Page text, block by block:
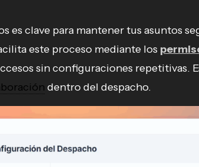
es clave para mantener tus asuntos
este proceso mediante los
sin configuraciones repetitivas.
dentro del despacho.